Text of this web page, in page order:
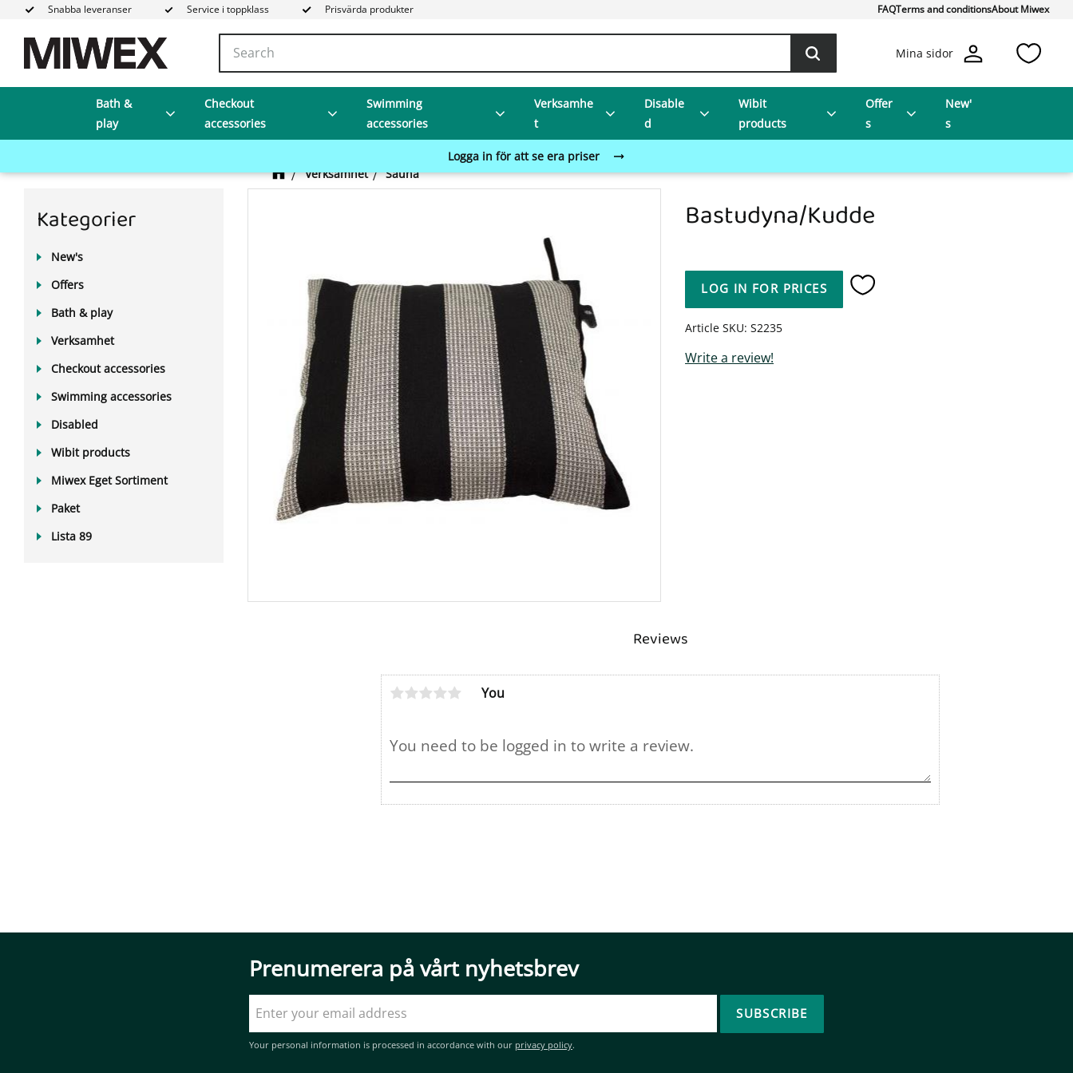
Snabba leveranser Service i toppklass Prisvärda produkter FAQTerms and conditionsAbout Miwex
Mina sidor
Bath &
play
Checkout
accessories
Swimming
accessories
Verksamhe
t
Disable
d
Wibit
products
Offer
s
New'
s
Logga in för att se era priser
Verksamhet
Sauna
Bastudyna/Kudde
LOG IN FOR PRICES Add to favorites
Article SKU S2235
Write a review!
Reviews
You
Kategorier
New's
Offers
Bath & play
Verksamhet
Checkout accessories
Swimming accessories
Disabled
Wibit products
Miwex Eget Sortiment
Paket
Lista 89
Prenumerera på vårt nyhetsbrev
SUBSCRIBE
Your personal information is processed in accordance with our privacy policy.